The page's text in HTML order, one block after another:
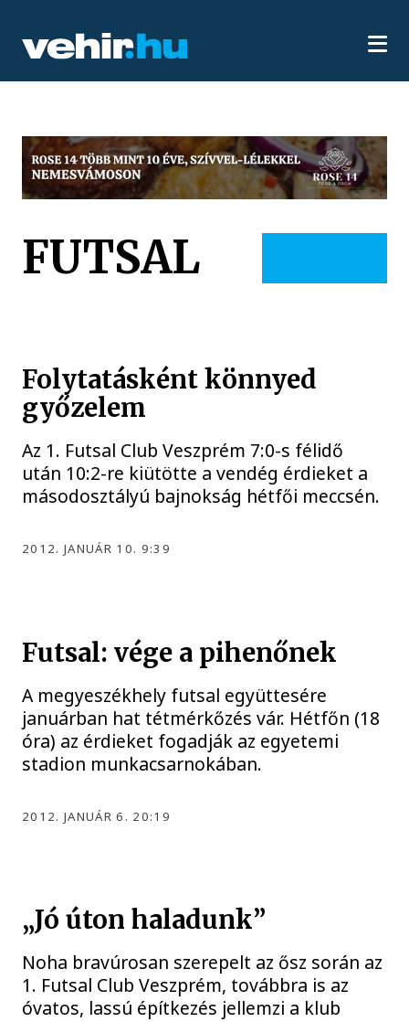
FUTSAL
Folytatásként könnyed
győzelem
Az 1. Futsal Club Veszprém 7:0-s félidő
után 10:2-re kiütötte a vendég érdieket a
másodosztályú bajnokság hétfői meccsén.
2012. JANUÁR 10. 9:39
Futsal: vége a pihenőnek
A megyeszékhely futsal együttesére
januárban hat tétmérkőzés vár. Hétfőn (18
óra) az érdieket fogadják az egyetemi
stadion munkacsarnokában.
2012. JANUÁR 6. 20:19
„Jó úton haladunk”
Noha bravúrosan szerepelt az ősz során az
1. Futsal Club Veszprém, továbbra is az
óvatos, lassú építkezés jellemzi a klub